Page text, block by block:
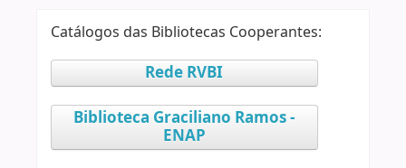
Catálogos das Bibliotecas Cooperantes:
Rede RVBI
Biblioteca Graciliano Ramos -
ENAP